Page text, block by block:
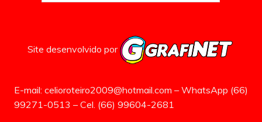
Site desenvolvido por
E-mail: celioroteiro2009@hotmail.com – WhatsApp (66)
99271-0513 – Cel. (66) 99604-2681